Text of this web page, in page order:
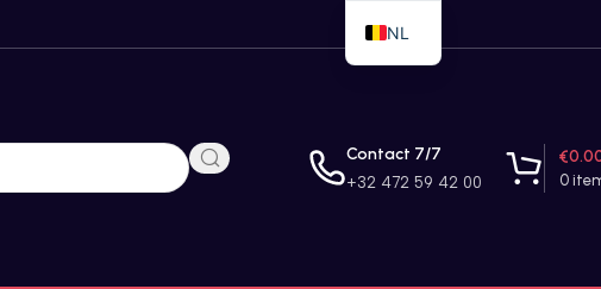
Contact 7/7
+32 472 59 42 00 0
€
NL
EN